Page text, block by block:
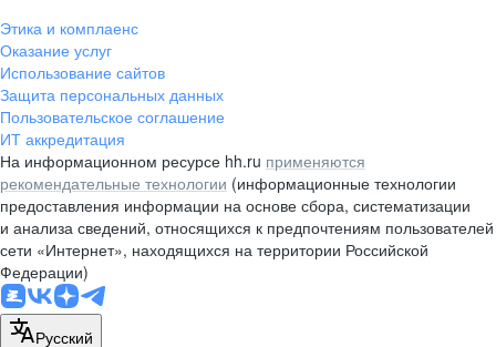
Этика и комплаенс
Оказание услуг
Использование сайтов
Защита персональных данных
Пользовательское соглашение
ИТ аккредитация
На информационном ресурсе hh.ru применяются
рекомендательные технологии (информационные технологии
предоставления информации на основе сбора, систематизации
и анализа сведений, относящихся к предпочтениям пользователей
сети «Интернет», находящихся на территории Российской
Федерации)
Русский